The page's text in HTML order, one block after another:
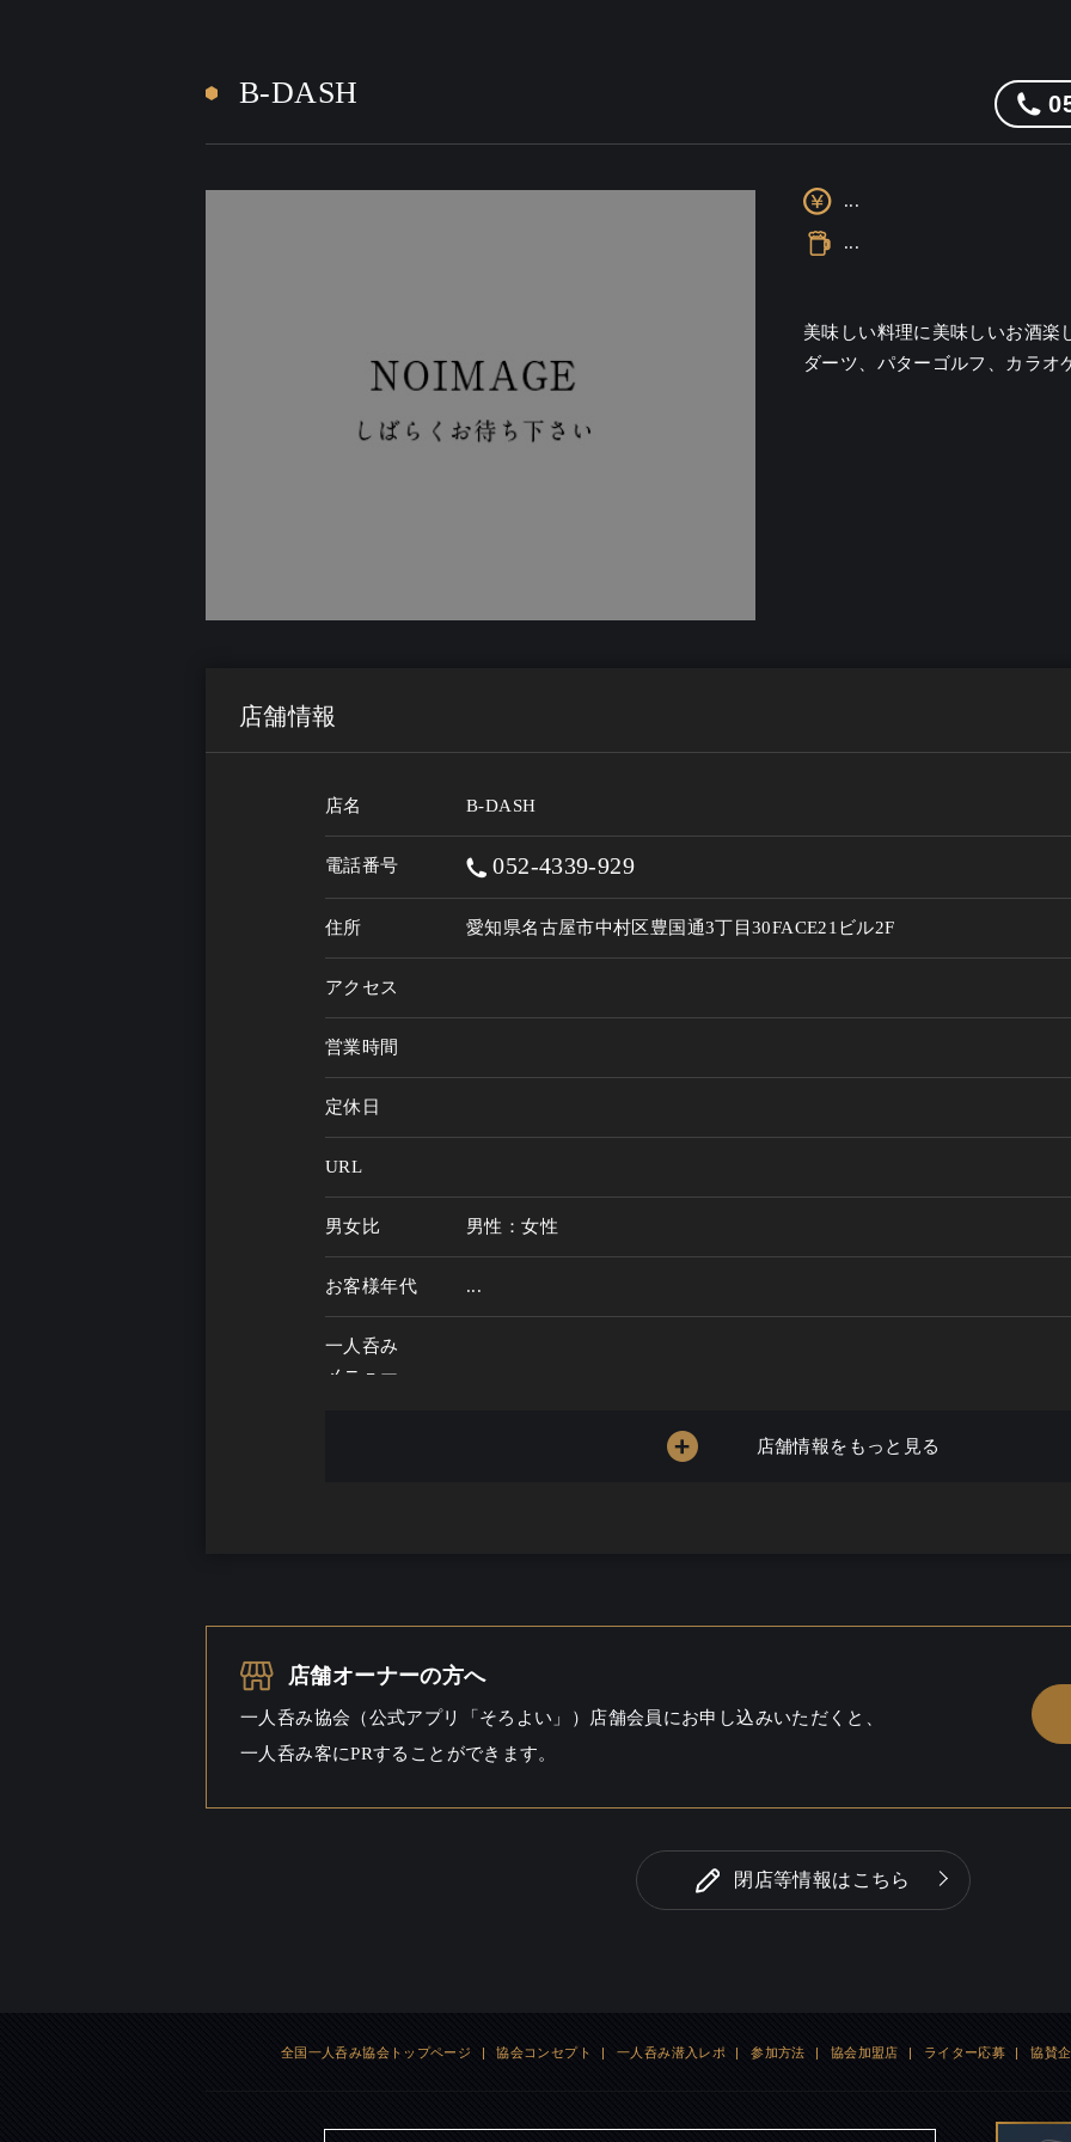
B-DASH
...
...
美味しい料理に美味しいお酒楽
ダーツ、パターゴルフ、カラ
店舗情報
店名 B-DASH
電話番号 052-4339-929
住所 愛知県名古屋市中村区豊国通3丁目30FACE21ビル2F
アクセス
営業時間
定休日
URL
男女比 男性：女性
お客様年代 ...
一人呑み
メニュー
店舗情報をもっと見る
店舗オーナーの方へ
一人呑み協会（公式アプリ「そろよい」）店舗会員にお申し込みいただくと、
一人呑み客にPRすることができます。
閉店等情報はこちら
全国一人呑み協会トップページ | 協会コンセプト | 一人呑み潜入レポ | 参加方法 | 協会加盟店 | ライター応募 | 協賛